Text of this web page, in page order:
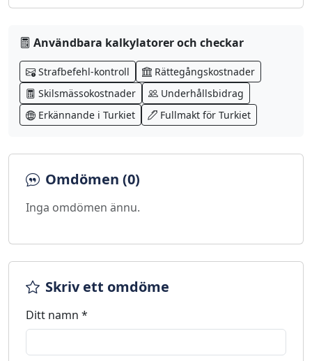
Användbara kalkylatorer och checkar
Strafbefehl-kontroll
Rättegångskostnader
Skilsmässokostnader
Underhållsbidrag
Erkännande i Turkiet
Fullmakt för Turkiet
Omdömen (0)
Inga omdömen ännu.
Skriv ett omdöme
Ditt namn *